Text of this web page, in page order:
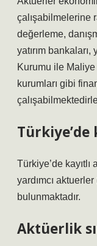
çalışabilmelerine
değerleme,
yatırım
Kurumu ile Maliye
kurumları gibi
Türkiye’de
yardımcı
bulunmaktadır.
Aktüerlik